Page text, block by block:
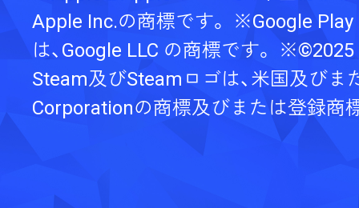
Apple Inc.の商標です。
※Google Play
は、Google LLC の商標です。
※©2025
Steam及びSteamロゴは、米国及びま
Corporationの商標及びまたは登録商